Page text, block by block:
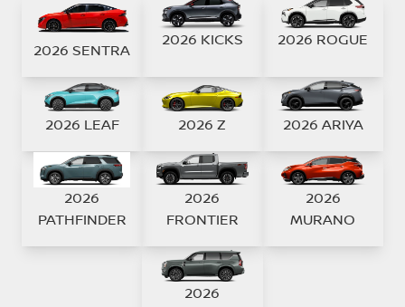
2026 SENTRA
2026 KICKS 2026 ROGUE
2026 LEAF 2026 Z 2026 ARIYA
2026
PATHFINDER
2026
FRONTIER
2026
MURANO
2026